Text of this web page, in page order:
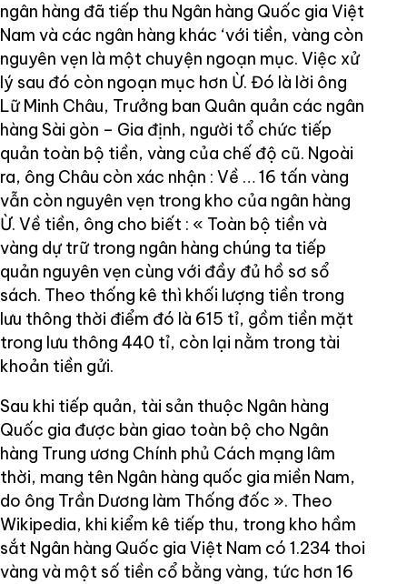
ngân hàng đã tiếp thu Ngân hàng Quốc gia Việt
Nam và các ngân hàng khác ‘với tiền, vàng còn
nguyên vẹn là một chuyện ngoạn mục. Việc xử
lý sau đó còn ngoạn mục hơn Ừ. Đó là lời ông
Lữ Minh Châu, Trưởng ban Quân quản các ngân
hàng Sài gòn – Gia định, người tổ chức tiếp
quản toàn bộ tiền, vàng của chế độ cũ. Ngoài
ra, ông Châu còn xác nhận : Về … 16 tấn vàng
vẫn còn nguyên vẹn trong kho của ngân hàng
Ừ. Về tiền, ông cho biết : « Toàn bộ tiền và
vàng dự trữ trong ngân hàng chúng ta tiếp
quản nguyên vẹn cùng với đầy đủ hồ sơ sổ
sách. Theo thống kê thì khối lượng tiền trong
lưu thông thời điểm đó là 615 tỉ, gồm tiền mặt
trong lưu thông 440 tỉ, còn lại nằm trong tài
khoản tiền gửi.
Sau khi tiếp quản, tài sản thuộc Ngân hàng
Quốc gia được bàn giao toàn bộ cho Ngân
hàng Trung ương Chính phủ Cách mạng lâm
thời, mang tên Ngân hàng quốc gia miền Nam,
do ông Trần Dương làm Thống đốc ». Theo
Wikipedia, khi kiểm kê tiếp thu, trong kho hầm
sắt Ngân hàng Quốc gia Việt Nam có 1.234 thoi
vàng và một số tiền cổ bằng vàng, tức hơn 16